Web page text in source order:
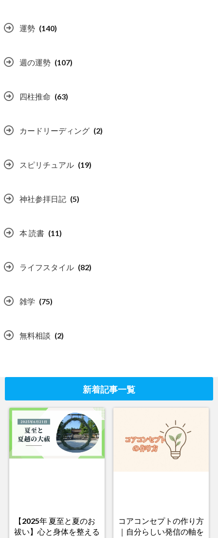
運勢 (140)
週の運勢 (107)
四柱推命 (63)
カードリーディング (2)
スピリチュアル (19)
神社参拝日記 (5)
本 読書 (11)
ライフスタイル (82)
雑学 (75)
無料相談 (2)
新着記事一覧
【2025年 夏至と夏のお
祓い】心と身体を整える
コアコンセプトの作り方
｜自分らしい発信の軸を